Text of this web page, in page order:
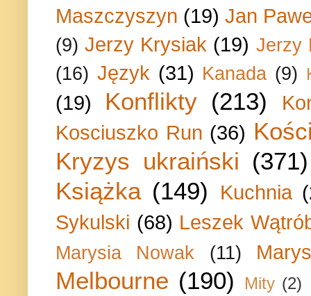
Maszczyszyn (19) Jan
(9) Jerzy Krysiak (19) Jerzy
(16) Język (31) Kanada (9)
(19) Konflikty (213)
Kosciuszko Run (36)
Kryzys ukraiński (371)
Książka (149) Kuchnia
Sykulski (68) Leszek
Marysia Nowak (11)
Melbourne (190) Mity (2)